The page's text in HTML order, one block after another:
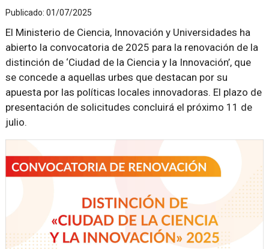
Publicado: 01/07/2025
El Ministerio de Ciencia, Innovación y Universidades ha
abierto la convocatoria de 2025 para la renovación de la
distinción de ‘Ciudad de la Ciencia y la Innovación’, que
se concede a aquellas urbes que destacan por su
apuesta por las políticas locales innovadoras. El plazo de
presentación de solicitudes concluirá el próximo 11 de
julio.